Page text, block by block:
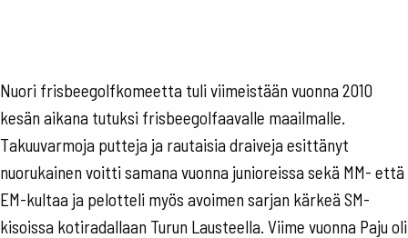
Nuori frisbeegolfkomeetta tuli viimeistään vuonna 2010
kesän aikana tutuksi frisbeegolfaavalle maailmalle.
Takuuvarmoja putteja ja rautaisia draiveja esittänyt
nuorukainen voitti samana vuonna junioreissa sekä MM- että
EM-kultaa ja pelotteli myös avoimen sarjan kärkeä SM-
kisoissa kotiradallaan Turun Lausteella. Viime vuonna Paju oli